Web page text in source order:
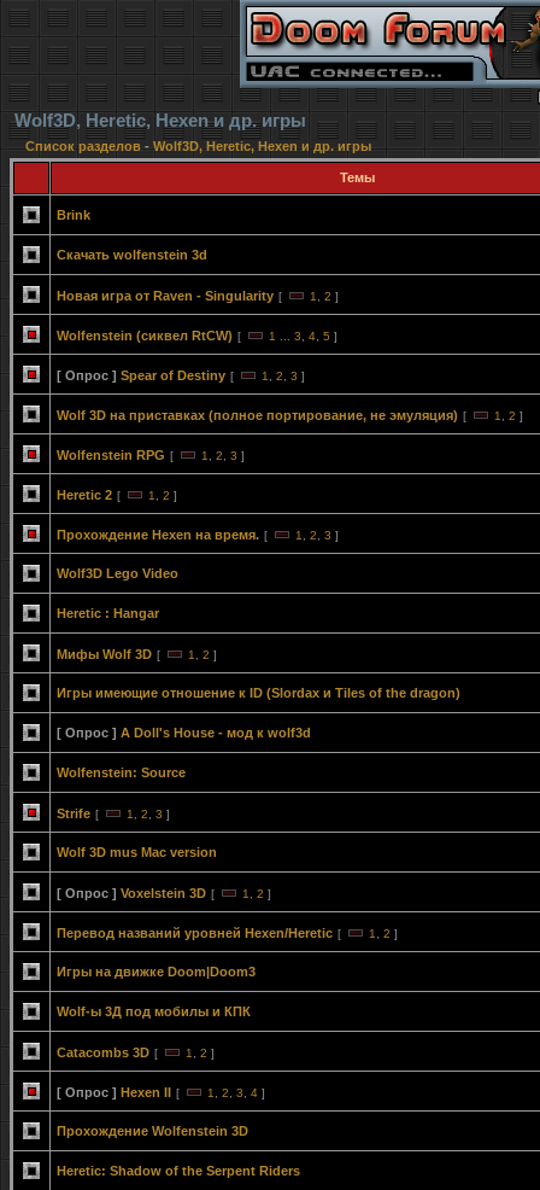
Wolf3D, Heretic, Hexen и др. игры
Список разделов - Wolf3D, Heretic, Hexen и др. игры
Темы
Brink
Скачать wolfenstein 3d
Новая игра от Raven - Singularity [ 1 2 ]
Wolfenstein (сиквел RtCW) [ 1 3 4 5 ]
[ Опрос ] Spear of Destiny [ 1 2 3 ]
Wolf 3D на приставках (полное портирование, не эмуляция) [ 1 2 ]
Wolfenstein RPG [ 1 2 3 ]
Heretic 2 [ 1 2 ]
Прохождение Hexen на время. [ 1 2 3 ]
Wolf3D Lego Video
Heretic : Hangar
Мифы Wolf 3D [ 1 2 ]
Игры имеющие отношение к ID (Slordax и Tiles of the dragon)
[ Опрос ] A Doll's House - мод к wolf3d
Wolfenstein: Source
Strife [ 1 2 3 ]
Wolf 3D mus Mac version
[ Опрос ] Voxelstein 3D [ 1 2 ]
Перевод названий уровней Hexen/Heretic [ 1 2 ]
Игры на движке Doom|Doom3
Wolf-ы 3Д под мобилы и КПК
Catacombs 3D [ 1 2 ]
[ Опрос ] Hexen II [ 1 2 3 4 ]
Прохождение Wolfenstein 3D
Heretic: Shadow of the Serpent Riders